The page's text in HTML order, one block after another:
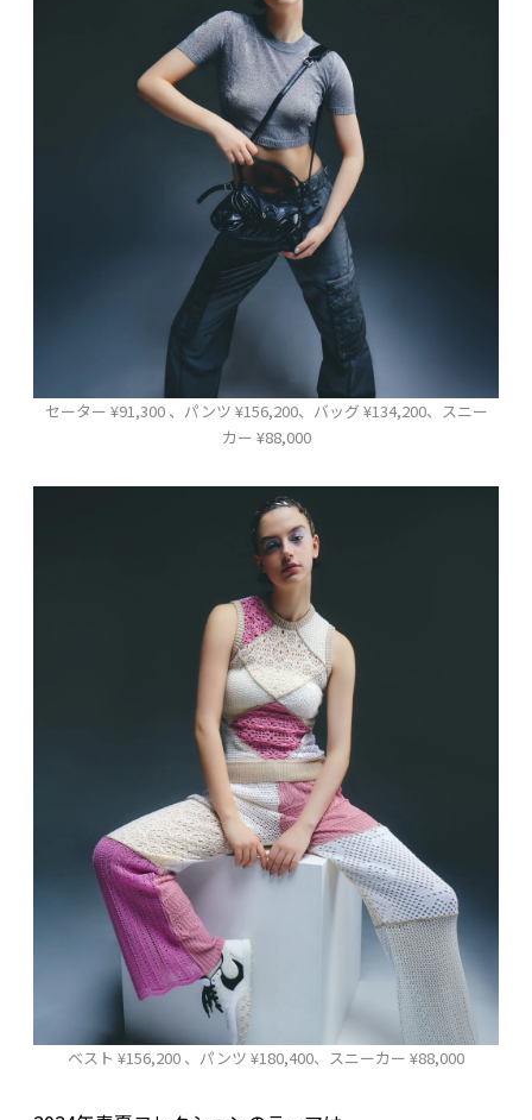
セーター ¥91,300 、パンツ ¥156,200、バッグ ¥134,200、スニー
カー ¥88,000
ベスト ¥156,200 、パンツ ¥180,400、スニーカー ¥88,000